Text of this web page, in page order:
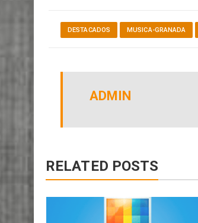
DESTACADOS MUSICA-GRANADA
ADMIN
RELATED POSTS